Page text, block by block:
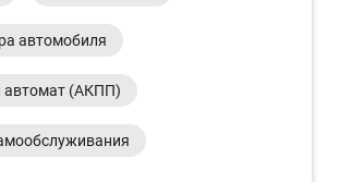
автомобиля
автомат (АКПП)